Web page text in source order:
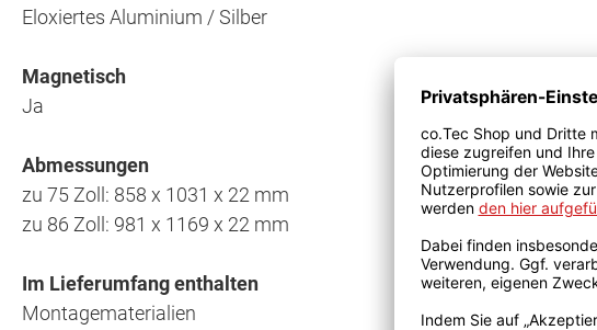
Eloxiertes Aluminium / Silber
Magnetisch
Ja
Abmessungen
zu 75 Zoll: 858 x 1031 x 22 mm
zu 86 Zoll: 981 x 1169 x 22 mm
Im Lieferumfang enthalten
Montagematerialien